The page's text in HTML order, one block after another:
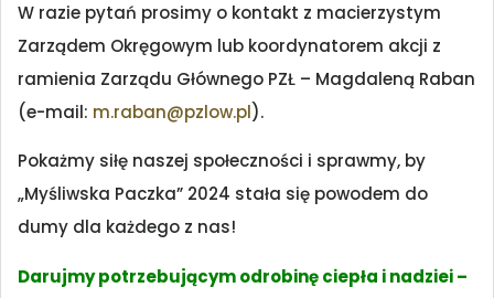
W razie pytań prosimy o kontakt z macierzystym
Zarządem Okręgowym lub koordynatorem akcji z
ramienia Zarządu Głównego PZŁ – Magdaleną Raban
(e-mail: m.raban@pzlow.pl).
Pokażmy siłę naszej społeczności i sprawmy, by
„Myśliwska Paczka” 2024 stała się powodem do
dumy dla każdego z nas!
Darujmy potrzebującym odrobinę ciepła i nadziei –